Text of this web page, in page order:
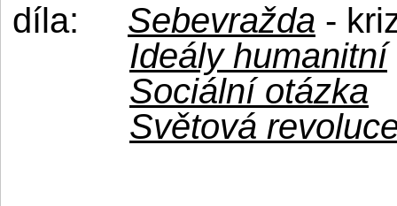
díla:
Sebevražda -
Ideály humanitní
Sociální otázka
Světová